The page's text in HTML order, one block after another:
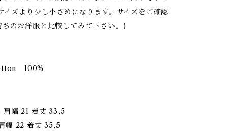
イズより少し小さめになります。サイズをご確認
ちのお洋服と比較してみて下さい。)
100%
肩幅 21 着丈 33,5
幅 22 着丈 35,5